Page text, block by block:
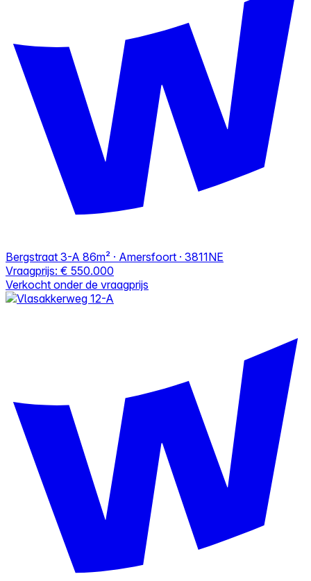
Bergstraat 3-A 86m² · Amersfoort · 3811NE
Vraagprijs: € 550.000
Verkocht onder de vraagprijs